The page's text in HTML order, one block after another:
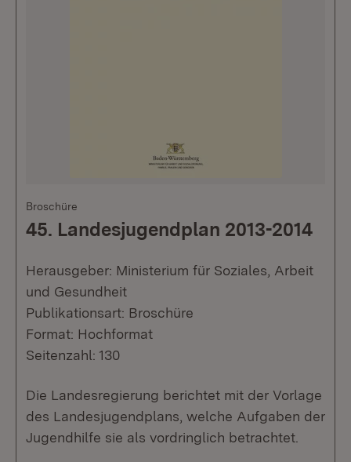
Broschüre
45. Landesjugendplan 2013-2014
Herausgeber: Ministerium für Soziales, Arbeit
und Gesundheit
Publikationsart: Broschüre
Format: Hochformat
Seitenzahl: 130
Die Landesregierung berichtet mit der Vorlage
des Landesjugendplans, welche Aufgaben der
Jugendhilfe sie als vordringlich betrachtet.